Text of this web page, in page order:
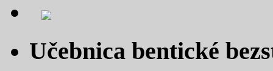
Učebnica bentické